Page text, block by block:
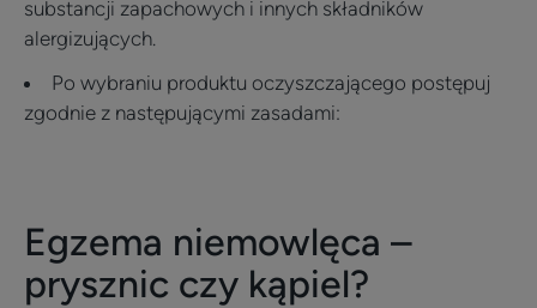
substancji zapachowych i innych składników
alergizujących.
Po wybraniu produktu oczyszczającego postępuj
zgodnie z następującymi zasadami:
Egzema niemowlęca –
prysznic czy kąpiel?